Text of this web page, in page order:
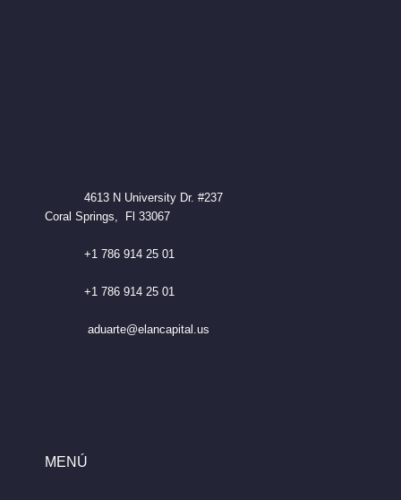
4613 N University Dr. #237
Coral Springs, Fl 33067
+1 786 914 25 01
+1 786 914 25 01
aduarte@elancapital.us
MENÚ